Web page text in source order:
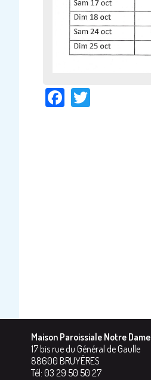
Facebook
Maison Paroissiale Notre Dame
17 bis rue du Général de Gaulle
88600 BRUYÈRES
Tél: 03 29 50 50 27